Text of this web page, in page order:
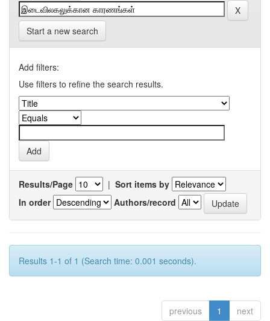
Start a new search
Add filters:
Use filters to refine the search results.
Results/Page | Sort items by
In order
Authors/record
Results 1-1 of 1 (Search time: 0.001 seconds).
previous 1 next